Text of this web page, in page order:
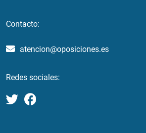
Contacto:
atencion@oposiciones.es
Redes sociales: